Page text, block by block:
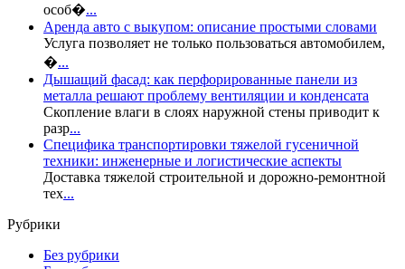
особ�...
Аренда авто с выкупом: описание простыми словами
Услуга позволяет не только пользоваться автомобилем,
�...
Дышащий фасад: как перфорированные панели из
металла решают проблему вентиляции и конденсата
Скопление влаги в слоях наружной стены приводит к
разр...
Специфика транспортировки тяжелой гусеничной
техники: инженерные и логистические аспекты
Доставка тяжелой строительной и дорожно-ремонтной
тех...
Рубрики
Без рубрики